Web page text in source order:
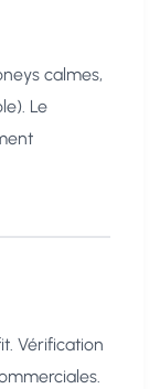
calmes,
Le
Vérification